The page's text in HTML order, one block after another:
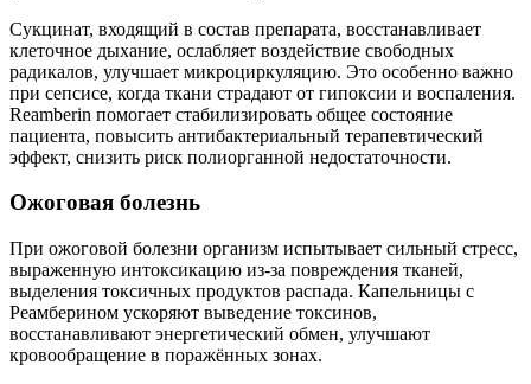
Сукцинат, входящий в состав препарата, восстанавливает
клеточное дыхание, ослабляет воздействие свободных
радикалов, улучшает микроциркуляцию. Это особенно важно
при сепсисе, когда ткани страдают от гипоксии и воспаления.
Reamberin помогает стабилизировать общее состояние
пациента, повысить антибактериальный терапевтический
эффект, снизить риск полиорганной недостаточности.
Ожоговая болезнь
При ожоговой болезни организм испытывает сильный стресс,
выраженную интоксикацию из-за повреждения тканей,
выделения токсичных продуктов распада. Капельницы с
Реамберином ускоряют выведение токсинов,
восстанавливают энергетический обмен, улучшают
кровообращение в поражённых зонах.